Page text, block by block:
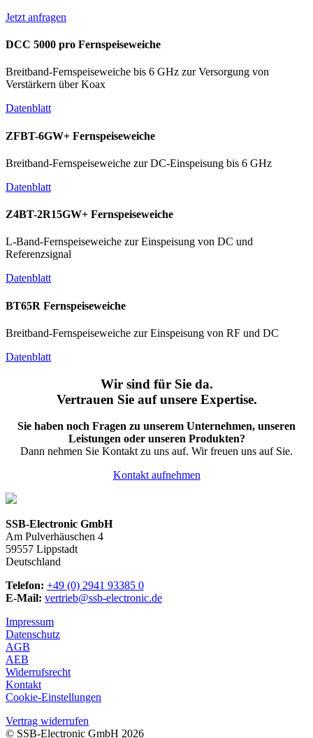
Jetzt anfragen
DCC 5000 pro Fernspeiseweiche
Breitband-Fernspeiseweiche bis 6 GHz zur Versorgung von
Verstärkern über Koax
Datenblatt
ZFBT-6GW+ Fernspeiseweiche
Breitband-Fernspeiseweiche zur DC-Einspeisung bis 6 GHz
Datenblatt
Z4BT-2R15GW+ Fernspeiseweiche
L-Band-Fernspeiseweiche zur Einspeisung von DC und
Referenzsignal
Datenblatt
BT65R Fernspeiseweiche
Breitband-Fernspeiseweiche zur Einspeisung von RF und DC
Datenblatt
Wir sind für Sie da.
Vertrauen Sie auf unsere Expertise.
Sie haben noch Fragen zu unserem Unternehmen, unseren
Leistungen oder unseren Produkten?
Dann nehmen Sie Kontakt zu uns auf. Wir freuen uns auf Sie.
Kontakt aufnehmen
SSB-Electronic GmbH
Am Pulverhäuschen 4
59557 Lippstadt
Deutschland
Telefon: +49 (0) 2941 93385 0
E-Mail: vertrieb@ssb-electronic.de
Impressum
Datenschutz
AGB
AEB
Widerrufsrecht
Kontakt
Cookie-Einstellungen
Vertrag widerrufen
© SSB-Electronic GmbH 2026